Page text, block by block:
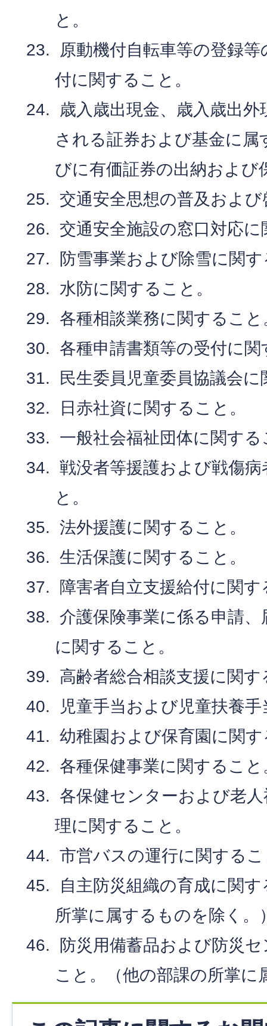
と。
原動機付自転車等の登録
付に関すること。
歳入歳出現金、歳入歳出
される証券および基金に
びに有価証券の出納および
交通安全思想の普及およ
交通安全施設の窓口対応
防雪事業および除雪に関
水防に関すること。
各種相談業務に関すること
各種申請書類等の受付に
民生委員児童委員協議会
日赤社資に関すること。
一般社会福祉団体に関する
戦没者等援護および戦傷
と。
法外援護に関すること。
生活保護に関すること。
障害者自立支援給付に関
介護保険事業に係る申請
に関すること。
高齢者総合相談支援に関
児童手当および児童扶養
幼稚園および保育園に関
各種保健事業に関すること
各保健センターおよび老
理に関すること。
市営バスの運行に関する
自主防災組織の育成に関
所掌に属するものを除く。
防災用備蓄品および防災
こと。（他の部課の所掌に